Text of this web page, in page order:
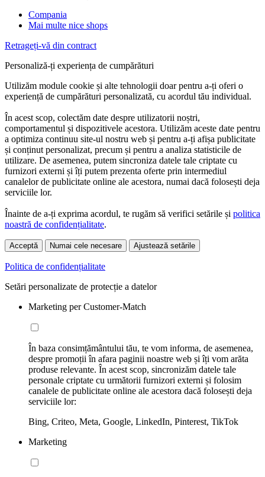
Compania
Mai multe nice shops
Retrageți-vă din contract
Personaliză-ți experiența de cumpărături
Utilizăm module cookie și alte tehnologii doar pentru a-ți oferi o
experiență de cumpărături personalizată, cu acordul tău individual.
În acest scop, colectăm date despre utilizatorii noștri,
comportamentul și dispozitivele acestora. Utilizăm aceste date pentru
a optimiza continuu site-ul nostru web și pentru a-ți afișa publicitate
și conținut personalizat, precum și pentru a analiza statisticile de
utilizare. De asemenea, putem sincroniza datele tale criptate cu
furnizori externi și îți putem prezenta oferte prin intermediul
canalelor de publicitate online ale acestora, numai dacă folosești deja
serviciile lor.
Înainte de a-ți exprima acordul, te rugăm să verifici setările și politica
noastră de confidențialitate.
Acceptă Numai cele necesare Ajustează setările
Politica de confidențialitate
Setări personalizate de protecție a datelor
Marketing per Customer-Match
În baza consimțământului tău, te vom informa, de asemenea,
despre promoții în afara paginii noastre web și îți vom arăta
produse relevante. În acest scop, sincronizăm datele tale
personale criptate cu următorii furnizori externi și folosim
canalele de publicitate online ale acestora dacă folosești deja
serviciile lor:
Bing, Criteo, Meta, Google, LinkedIn, Pinterest, TikTok
Marketing